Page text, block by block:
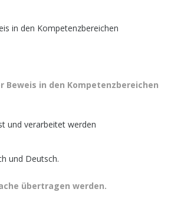
in den Kompetenzbereichen
Beweis in den Kompetenzbereichen
und verarbeitet werden
und Deutsch.
übertragen werden.